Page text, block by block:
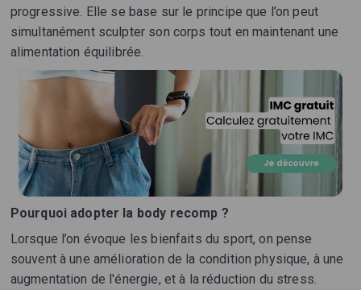
progressive. Elle se base sur le principe que l’on peut
simultanément sculpter son corps tout en maintenant une
alimentation équilibrée.
Pourquoi adopter la body recomp ?
Lorsque l’on évoque les bienfaits du sport, on pense
souvent à une amélioration de la condition physique, à une
augmentation de l'énergie, et à la réduction du stress.